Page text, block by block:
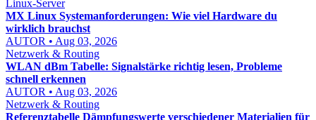
Linux-Server
MX Linux Systemanforderungen: Wie viel Hardware du
wirklich brauchst
AUTOR • Aug 03, 2026
Netzwerk & Routing
WLAN dBm Tabelle: Signalstärke richtig lesen, Probleme
schnell erkennen
AUTOR • Aug 03, 2026
Netzwerk & Routing
Referenztabelle Dämpfungswerte verschiedener Materialien für